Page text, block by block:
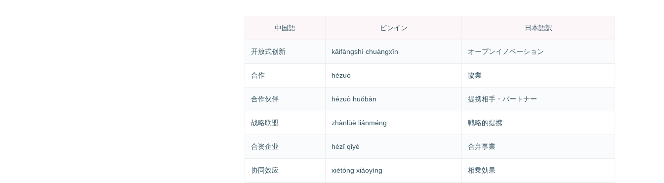
中国語 ピンイン 日本語訳
开放式创新 kāifàngshì chuàngxīn オープンイノベーション
合作 hézuò 協業
合作伙伴 hézuò huǒbàn 提携相手・パートナー
战略联盟 zhànlüè liánméng 戦略的提携
合资企业 hézī qǐyè 合弁事業
协同效应 xiétóng xiàoyìng 相乗効果